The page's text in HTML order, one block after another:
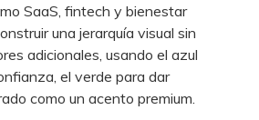
SaaS, fintech y bienestar
una jerarquía visual sin
adicionales, usando el azul
el verde para dar
como un acento premium.